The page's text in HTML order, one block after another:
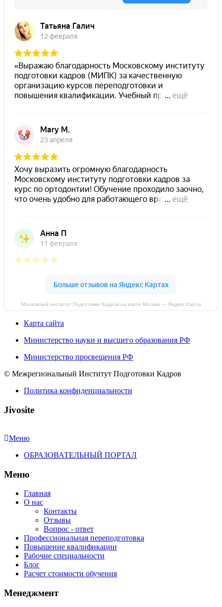
Московский институт Подготовки Кадров на карте Москвы — Яндекс Карты
Карта сайта
Министерство науки и высшего образования РФ
Министерство просвещения РФ
© Межрегиональный Институт Подготовки Кадров
Политика конфиденциальности
Jivosite
Меню
ОБРАЗОВАТЕЛЬНЫЙ ПОРТАЛ
Меню
Главная
О нас
Контакты
Отзывы
Вопрос - ответ
Профессиональная переподготовка
Повышение квалификации
Рабочие специальности
Блог
Расчет стоимости обучения
Менеджмент